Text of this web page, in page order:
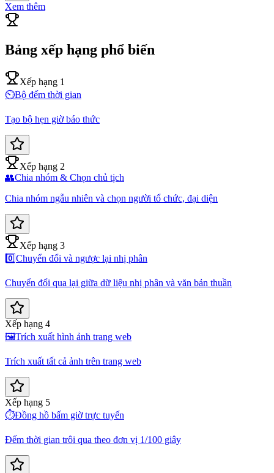
Xem thêm
Bảng xếp hạng phổ biến
Xếp hạng 1
⏲️Bộ đếm thời gian
Tạo bộ hẹn giờ báo thức
Xếp hạng 2
👥Chia nhóm & Chọn chủ tịch
Chia nhóm ngẫu nhiên và chọn người tổ chức, đại diện
Xếp hạng 3
0️⃣Chuyển đổi và ngược lại nhị phân
Chuyển đổi qua lại giữa dữ liệu nhị phân và văn bản thuần
Xếp hạng 4
🖼️Trích xuất hình ảnh trang web
Trích xuất tất cả ảnh trên trang web
Xếp hạng 5
⏱️Đồng hồ bấm giờ trực tuyến
Đếm thời gian trôi qua theo đơn vị 1/100 giây